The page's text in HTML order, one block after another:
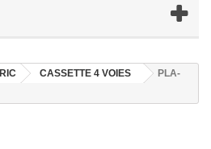
CASSETTE 4 VOIES
PLA-